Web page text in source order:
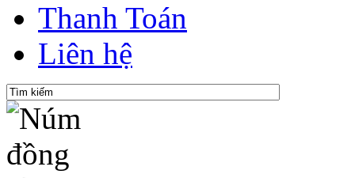
Thanh Toán
Liên hệ